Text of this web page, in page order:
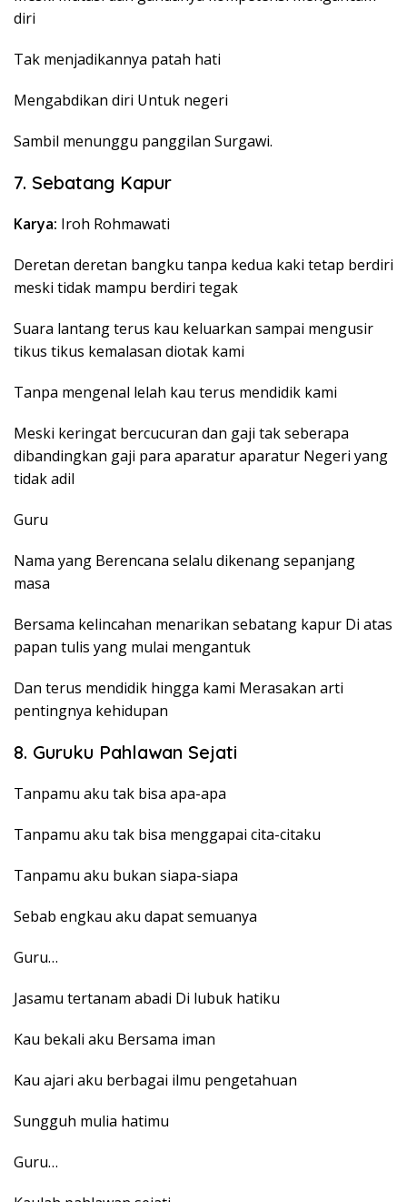
diri
Tak menjadikannya patah hati
Mengabdikan diri Untuk negeri
Sambil menunggu panggilan Surgawi.
7. Sebatang Kapur
Karya: Iroh Rohmawati
Deretan deretan bangku tanpa kedua kaki tetap berdiri
meski tidak mampu berdiri tegak
Suara lantang terus kau keluarkan sampai mengusir
tikus tikus kemalasan diotak kami
Tanpa mengenal lelah kau terus mendidik kami
Meski keringat bercucuran dan gaji tak seberapa
dibandingkan gaji para aparatur aparatur Negeri yang
tidak adil
Guru
Nama yang Berencana selalu dikenang sepanjang
masa
Bersama kelincahan menarikan sebatang kapur Di atas
papan tulis yang mulai mengantuk
Dan terus mendidik hingga kami Merasakan arti
pentingnya kehidupan
8. Guruku Pahlawan Sejati
Tanpamu aku tak bisa apa-apa
Tanpamu aku tak bisa menggapai cita-citaku
Tanpamu aku bukan siapa-siapa
Sebab engkau aku dapat semuanya
Guru…
Jasamu tertanam abadi Di lubuk hatiku
Kau bekali aku Bersama iman
Kau ajari aku berbagai ilmu pengetahuan
Sungguh mulia hatimu
Guru…